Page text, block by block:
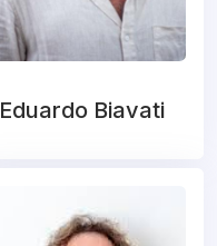
Eduardo Biavati